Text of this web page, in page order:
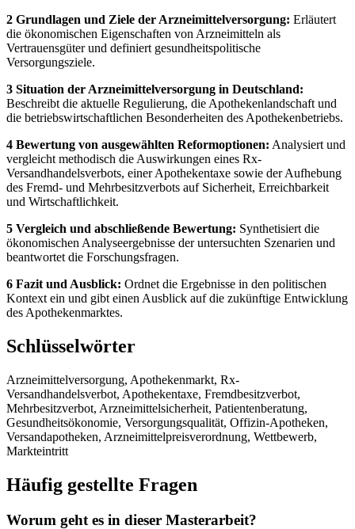
2 Grundlagen und Ziele der Arzneimittelversorgung: Erläutert
die ökonomischen Eigenschaften von Arzneimitteln als
Vertrauensgüter und definiert gesundheitspolitische
Versorgungsziele.
3 Situation der Arzneimittelversorgung in Deutschland:
Beschreibt die aktuelle Regulierung, die Apothekenlandschaft und
die betriebswirtschaftlichen Besonderheiten des Apothekenbetriebs.
4 Bewertung von ausgewählten Reformoptionen: Analysiert und
vergleicht methodisch die Auswirkungen eines Rx-
Versandhandelsverbots, einer Apothekentaxe sowie der Aufhebung
des Fremd- und Mehrbesitzverbots auf Sicherheit, Erreichbarkeit
und Wirtschaftlichkeit.
5 Vergleich und abschließende Bewertung: Synthetisiert die
ökonomischen Analyseergebnisse der untersuchten Szenarien und
beantwortet die Forschungsfragen.
6 Fazit und Ausblick: Ordnet die Ergebnisse in den politischen
Kontext ein und gibt einen Ausblick auf die zukünftige Entwicklung
des Apothekenmarktes.
Schlüsselwörter
Arzneimittelversorgung, Apothekenmarkt, Rx-
Versandhandelsverbot, Apothekentaxe, Fremdbesitzverbot,
Mehrbesitzverbot, Arzneimittelsicherheit, Patientenberatung,
Gesundheitsökonomie, Versorgungsqualität, Offizin-Apotheken,
Versandapotheken, Arzneimittelpreisverordnung, Wettbewerb,
Markteintritt
Häufig gestellte Fragen
Worum geht es in dieser Masterarbeit?